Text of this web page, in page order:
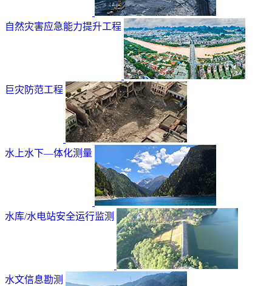
自然灾害应急能力提升工程
巨灾防范工程
水上水下—体化测量
水库/水电站安全运行监测
水文信息勘测